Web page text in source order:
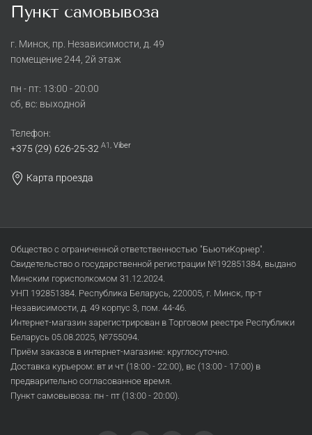
Пункт самовывоза
г. Минск, пр. Независимости, д. 49
помещение 244, 2й этаж
пн - пт: 13:00 - 20:00
сб, вс: выходной
Телефон:
+375 (29) 626-25-32 A1, Viber
Карта проезда
Общество с ограниченной ответственностью "БьютиКорнер".
Свидетельство о государственной регистрации №192851384, выдано
Минским горисполкомом 31.12.2024.
УНП 192851384. Республика Беларусь, 220005, г. Минск, пр-т
Независимости, д. 49 корпус 3, пом. 44-46.
Интернет-магазин зарегистрирован в Торговом реестре Республики
Беларусь 05.08.2025, №755094.
Приём заказов в интернет-магазине: круглосуточно.
Доставка курьером: вт и чт (18:00 - 22:00), вс (13:00 - 17:00) в
предварительно согласованное время.
Пункт самовывоза: пн - пт (13:00 - 20:00).